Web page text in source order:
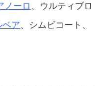
ノーロ 、ウルティブロ
ベア、シムビコート、